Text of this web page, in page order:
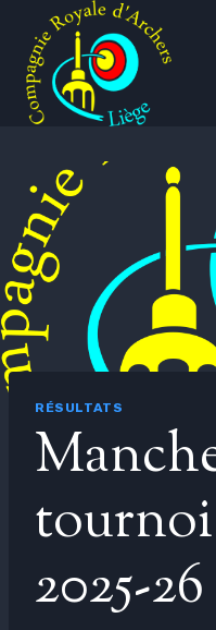
contenu
RÉSULTATS
2025-26